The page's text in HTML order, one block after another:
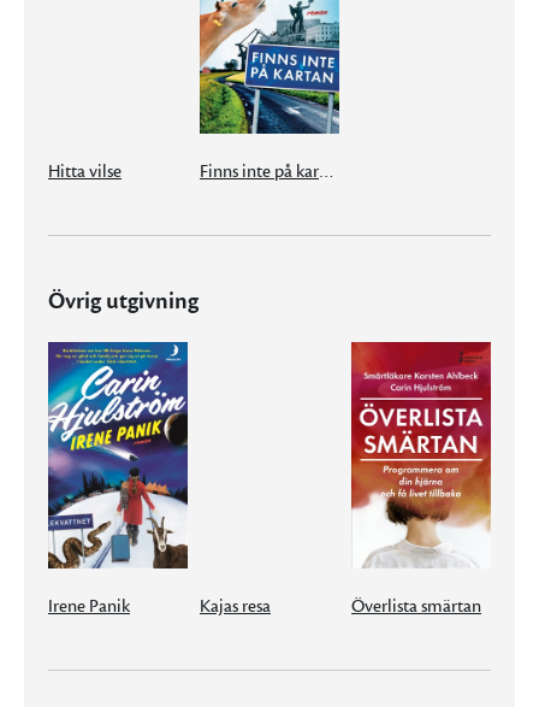
Hitta vilse Finns inte på kartan
Övrig utgivning
Irene Panik Kajas resa Överlista smärtan